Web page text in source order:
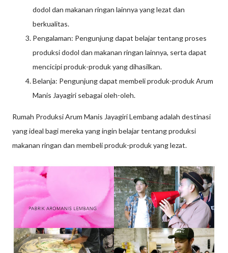
dodol dan makanan ringan lainnya yang lezat dan
berkualitas.
Pengalaman: Pengunjung dapat belajar tentang proses
produksi dodol dan makanan ringan lainnya, serta dapat
mencicipi produk-produk yang dihasilkan.
Belanja: Pengunjung dapat membeli produk-produk Arum
Manis Jayagiri sebagai oleh-oleh.
Rumah Produksi Arum Manis Jayagiri Lembang adalah destinasi
yang ideal bagi mereka yang ingin belajar tentang produksi
makanan ringan dan membeli produk-produk yang lezat.